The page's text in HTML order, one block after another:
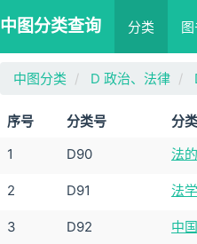
中图分类查询 分类
中图分类 D 政治、法律
序号 分类号 分
1
D90 法
2 D91 法
3 D92 中